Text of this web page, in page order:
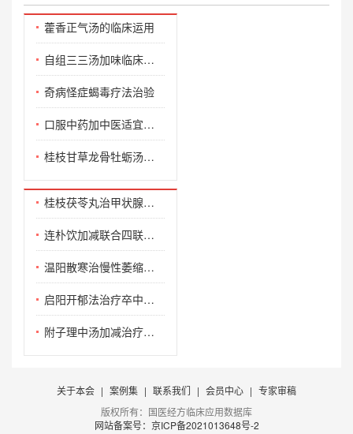
藿香正气汤的临床运用
自组三三汤加味临床治疗小儿咳喘思辨录
奇病怪症蝎毒疗法治验
口服中药加中医适宜技术治疗蛇胆疮案例
桂枝甘草龙骨牡蛎汤加减联合西药治疗不寐的临床疗效观察
桂枝茯苓丸治甲状腺术后伴皮肤色素沉着验案
连朴饮加减联合四联疗法治疗Hp阳性慢性胃炎(湿热型)的临床观察
温阳散寒治慢性萎缩性胃炎验案
启阳开郁法治疗卒中后抑郁验案一则
附子理中汤加减治疗脾胃虚寒型胃炎80例临床观察
关于本会 | 案例集 | 联系我们 | 会员中心 | 专家审稿
版权所有：国医经方临床应用数据库
网站备案号：京ICP备2021013648号-2